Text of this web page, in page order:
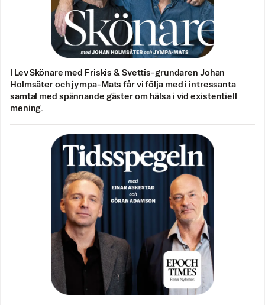
I Lev Skönare med Friskis & Svettis-grundaren Johan
Holmsäter och jympa-Mats får vi följa med i intressanta
samtal med spännande gäster om hälsa i vid existentiell
mening.